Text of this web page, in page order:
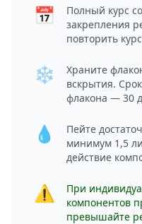
📅
Полный курс
закрепления
повторить
❄️
Храните
вскрытия.
флакона — 30
💧
Пейте
минимум 1,5
действие
⚠️
При
компонентов
превышайте